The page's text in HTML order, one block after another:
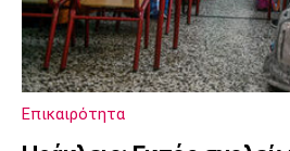
Επικαιρότητα